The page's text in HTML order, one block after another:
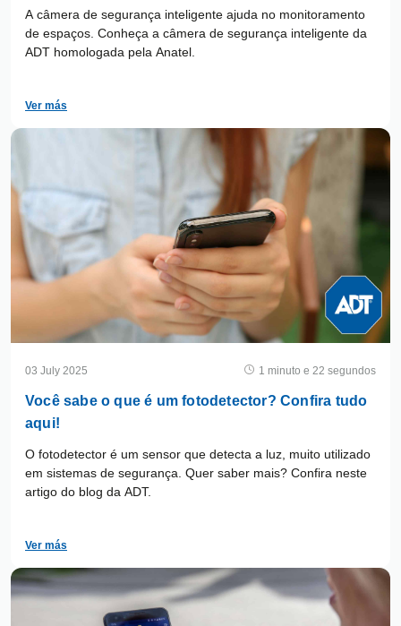
A câmera de segurança inteligente ajuda no monitoramento
de espaços. Conheça a câmera de segurança inteligente da
ADT homologada pela Anatel.
Ver más
03 July 2025 1 minuto e 22 segundos
Você sabe o que é um fotodetector? Confira tudo
aqui!
O fotodetector é um sensor que detecta a luz, muito utilizado
em sistemas de segurança. Quer saber mais? Confira neste
artigo do blog da ADT.
Ver más